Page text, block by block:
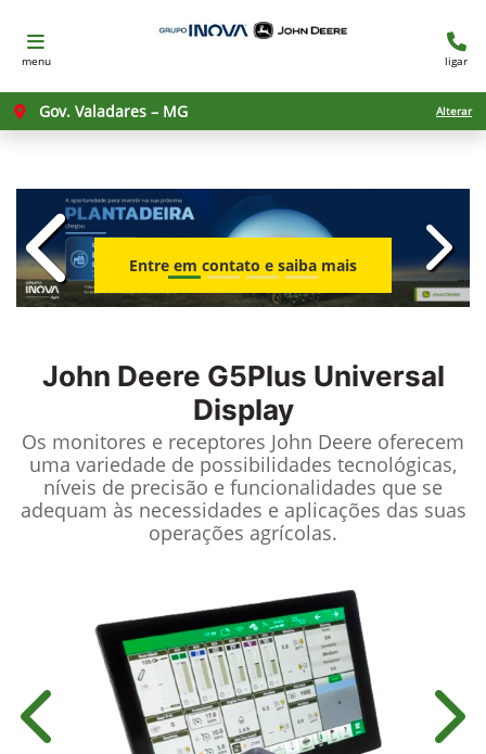
menu ligar
Gov. Valadares – MG Alterar
Entre em contato e saiba mais
templates.template-
John Deere G5Plus Universal
Display
Os monitores e receptores John Deere oferecem
uma variedade de possibilidades tecnológicas,
níveis de precisão e funcionalidades que se
adequam às necessidades e aplicações das suas
operações agrícolas.
Anterior